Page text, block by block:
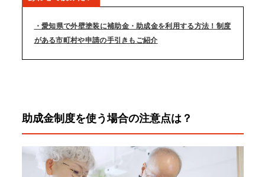
愛知県で外壁塗装に補助金・助成金を利用する方法！制度
がある市町村や申請の手引きもご紹介
助成金制度を使う場合の注意点は？